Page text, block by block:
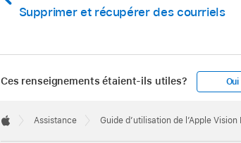
Supprimer et récupérer des courriels
Ces renseignements étaient-ils utiles? Oui
Footer

Assistance Guide d’utilisation de l’Apple Vision